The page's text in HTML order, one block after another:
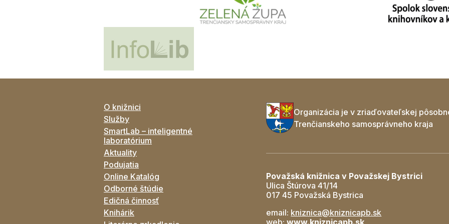
O knižnici
Služby
SmartLab – inteligentné
laboratórium
Aktuality
Podujatia
Online Katalóg
Odborné štúdie
Edičná činnosť
Knihárik
Organizácia je v zriaďovateľskej
Trenčianskeho samosprávneho kraja
Považská knižnica v Považskej Bystrici
Ulica Štúrova 41/14
017 45 Považská Bystrica
email: kniznica@kniznicapb.sk